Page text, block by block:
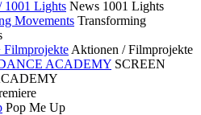
1001 Lights News 1001 Lights
Movements Transforming
Filmprojekte Aktionen / Filmprojekte
ACADEMY SCREEN
Pop Me Up